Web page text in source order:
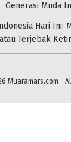
Generasi Muda
Hari Ini:
atau Terjebak
Muaramars.com -